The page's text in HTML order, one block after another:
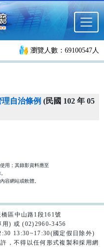
瀏覽人數：69100547人
自治條例 (民國 102 年 05
用；其錄影資料應至
容網站或軟體。
區中山路1段161號
用) 或 (02)2960-3456
13:30~17:30(國定假日除外)
，不得以任何形式複製和採用網